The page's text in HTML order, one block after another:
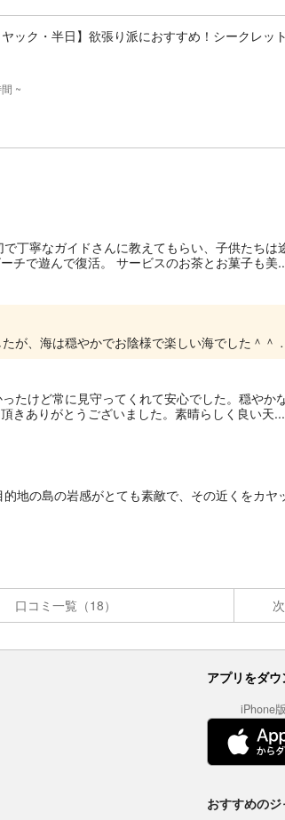
ヤック・半日】欲張り派におすすめ！シークレッ
~
丁寧なガイドさんに教えてもらい、子供たちは
チで遊んで復活。 サービスのお茶とお菓子も美
この度はありがとうございました！ 暑い日で
たけど常に見守ってくれて安心でした。穏やか
きありがとうございました。素晴らしく良い天...
地の島の岩感がとても素敵で、その近くをカヤ
口コミ一覧（18）
アプリをダ
iPhone
おすすめの